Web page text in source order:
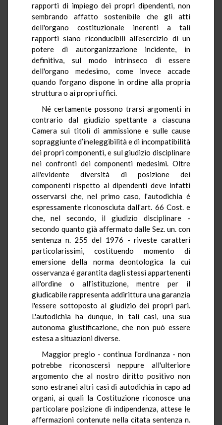
rapporti di impiego dei propri dipendenti, non
sembrando affatto sostenibile che gli atti
dell'organo costituzionale inerenti a tali
rapporti siano riconducibili all'esercizio di un
potere di autorganizzazione incidente, in
definitiva, sul modo intrinseco di essere
dell'organo medesimo, come invece accade
quando l'organo dispone in ordine alla propria
struttura o ai propri uffici.
Né certamente possono trarsi argomenti in
contrario dal giudizio spettante a ciascuna
Camera sui titoli di ammissione e sulle cause
sopraggiunte d’ineleggibilità e di incompatibilità
dei propri componenti, e sul giudizio disciplinare
nei confronti dei componenti medesimi. Oltre
all'evidente diversità di posizione dei
componenti rispetto ai dipendenti deve infatti
osservarsi che, nel primo caso, l'autodichia é
espressamente riconosciuta dall'art. 66 Cost. e
che, nel secondo, il giudizio disciplinare -
secondo quanto già affermato dalle Sez. un. con
sentenza n. 255 del 1976 - riveste caratteri
particolarissimi, costituendo momento di
emersione della norma deontologica la cui
osservanza é garantita dagli stessi appartenenti
all'ordine o all'istituzione, mentre per il
giudicabile rappresenta addirittura una garanzia
l'essere sottoposto al giudizio dei propri pari.
L'autodichia ha dunque, in tali casi, una sua
autonoma giustificazione, che non può essere
estesa a situazioni diverse.
Maggior pregio - continua l'ordinanza - non
potrebbe riconoscersi neppure all'ulteriore
argomento che al nostro diritto positivo non
sono estranei altri casi di autodichia in capo ad
organi, ai quali la Costituzione riconosce una
particolare posizione di indipendenza, attese le
affermazioni contenute nella citata sentenza n.